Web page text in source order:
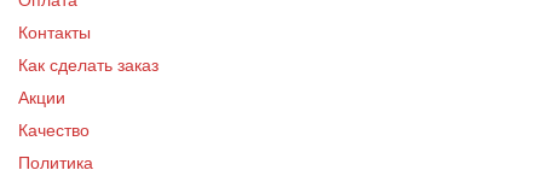
Контакты
Как сделать заказ
Акции
Качество
Политика